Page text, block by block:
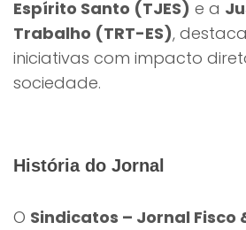
Espírito Santo (TJES) e a
Trabalho (TRT-ES),
iniciativas com impacto
sociedade.
História do Jornal
O Sindicatos – Jornal Fisco